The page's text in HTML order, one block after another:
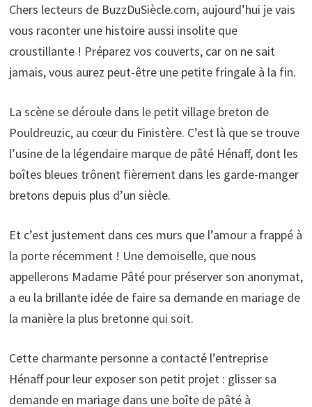
Chers lecteurs de BuzzDuSiècle.com, aujourd’hui je vais
vous raconter une histoire aussi insolite que
croustillante ! Préparez vos couverts, car on ne sait
jamais, vous aurez peut-être une petite fringale à la fin.
La scène se déroule dans le petit village breton de
Pouldreuzic, au cœur du Finistère. C’est là que se trouve
l’usine de la légendaire marque de pâté Hénaff, dont les
boîtes bleues trônent fièrement dans les garde-manger
bretons depuis plus d’un siècle.
Et c’est justement dans ces murs que l’amour a frappé à
la porte récemment ! Une demoiselle, que nous
appellerons Madame Pâté pour préserver son anonymat,
a eu la brillante idée de faire sa demande en mariage de
la manière la plus bretonne qui soit.
Cette charmante personne a contacté l’entreprise
Hénaff pour leur exposer son petit projet : glisser sa
demande en mariage dans une boîte de pâté à